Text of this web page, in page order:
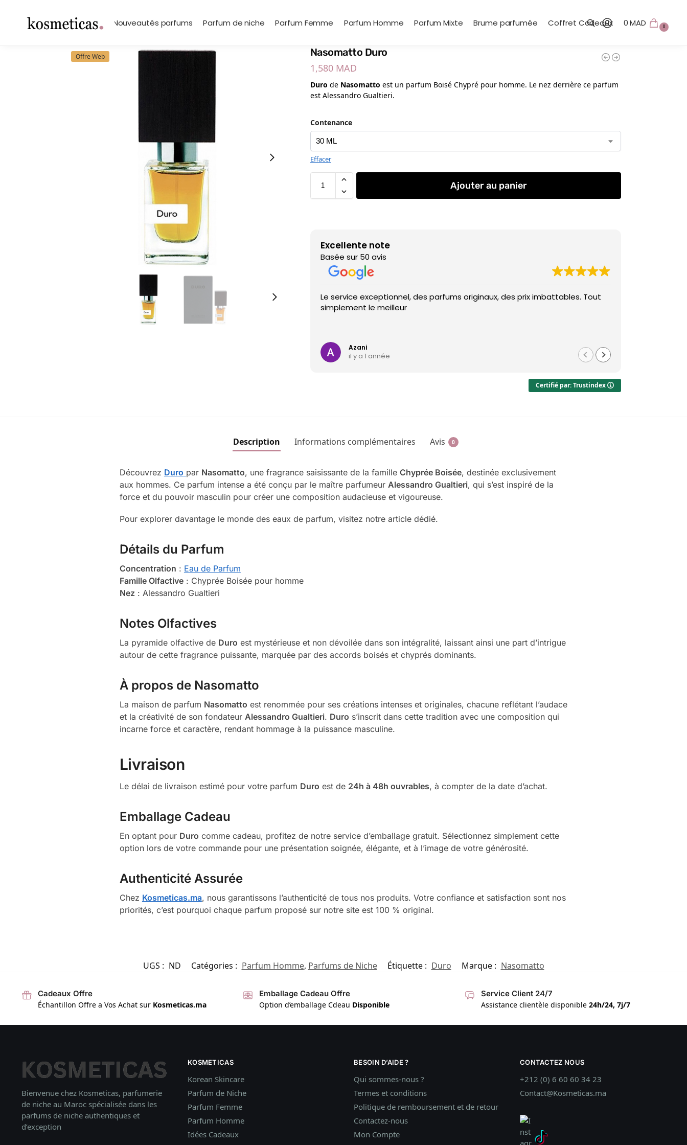
Marques Nouveautés parfums Parfum de niche Parfum Femme Parfum Homme Parfum Mixte Brume parfumée Coffret Cadeaux
Search
0MAD 0
Offre Web
Nasomatto Duro
1,580 MAD
Duro de Nasomatto est un parfum Boisé Chypré pour homme. Le nez derrière ce parfum
est Alessandro Gualtieri.
Contenance
Effacer
Ajouter au panier
Excellente note
Basée sur 50 avis
Le service exceptionnel, des parfums originaux, des prix imbattables. Tout
simplement le meilleur
Azani
il y a 1 année
Certifié par: Trustindex
Description Informations complémentaires Avis 0
Découvrez Duro par Nasomatto, une fragrance saisissante de la famille Chyprée Boisée, destinée exclusivement
aux hommes. Ce parfum intense a été conçu par le maître parfumeur Alessandro Gualtieri, qui s’est inspiré de la
force et du pouvoir masculin pour créer une composition audacieuse et vigoureuse.
Pour explorer davantage le monde des eaux de parfum, visitez notre article dédié.
Détails du Parfum
Concentration : Eau de Parfum
Famille Olfactive: Chyprée Boisée pour homme
Nez : Alessandro Gualtieri
Notes Olfactives
La pyramide olfactive de Duro est mystérieuse et non dévoilée dans son intégralité, laissant ainsi une part d’intrigue
autour de cette fragrance puissante, marquée par des accords boisés et chyprés dominants.
À propos de Nasomatto
La maison de parfum Nasomatto est renommée pour ses créations intenses et originales, chacune reflétant l’audace
et la créativité de son fondateur Alessandro Gualtieri. Duro s’inscrit dans cette tradition avec une composition qui
incarne force et caractère, rendant hommage à la puissance masculine.
Livraison
Le délai de livraison estimé pour votre parfum Duro est de 24h à 48h ouvrables, à compter de la date d’achat.
Emballage Cadeau
En optant pour Duro comme cadeau, profitez de notre service d’emballage gratuit. Sélectionnez simplement cette
option lors de votre commande pour une présentation soignée, élégante, et à l’image de votre générosité.
Authenticité Assurée
Chez Kosmeticas.ma, nous garantissons l’authenticité de tous nos produits. Votre confiance et satisfaction sont nos
priorités, c’est pourquoi chaque parfum proposé sur notre site est 100 % original.
UGS : ND Catégories : Parfum Homme, Parfums de Niche Étiquette : Duro Marque : Nasomatto
Cadeaux Offre
Échantillon Offre a Vos Achat sur Kosmeticas.ma
Emballage Cadeau Offre
Option d’emballage Cdeau Disponible
Service Client 24/7
Assistance clientèle disponible 24h/24, 7j/7
Bienvenue chez Kosmeticas, parfumerie
de niche au Maroc spécialisée dans les
parfums de niche authentiques et
d’exception
KOSMETICAS
Korean Skincare
Parfum de Niche
Parfum Femme
Parfum Homme
Idées Cadeaux
BESOIN D’AIDE ?
Qui sommes-nous ?
Termes et conditions
Politique de remboursement et de retour
Contactez-nous
Mon Compte
CONTACTEZ NOUS
+212 (0) 6 60 60 34 23
Contact@Kosmeticas.ma